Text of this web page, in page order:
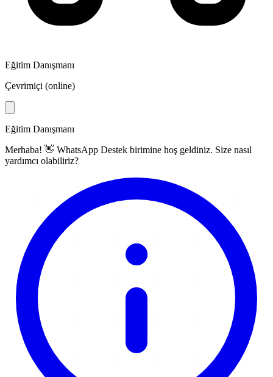
Eğitim Danışmanı
Çevrimiçi (online)
Eğitim Danışmanı
Merhaba! 👋 WhatsApp Destek birimine hoş geldiniz. Size nasıl
yardımcı olabiliriz?